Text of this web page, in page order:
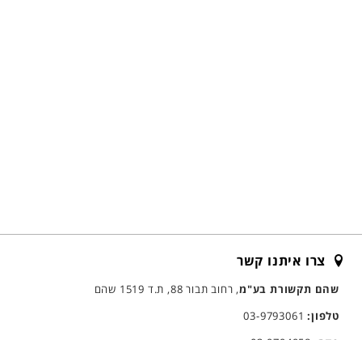
צרו איתנו קשר
שהם תקשורת בע"מ, רחוב תבור 88, ת.ד 1519 שהם
טלפון:03-9793061